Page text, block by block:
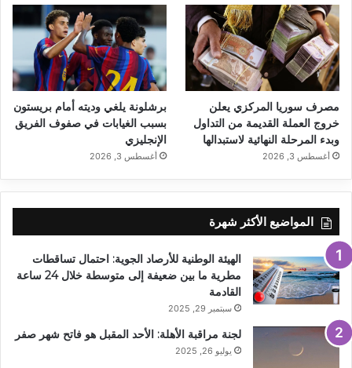
مصرف سوريا المركزي يعلن
خروج العملة القديمة من التداول
وبدء المرحلة النهائية لاستبدالها
أغسطس 3, 2026
برشلونة يلغي وديته أمام بريستون
بسبب الغيابات في صفوف الفريق
الإنجليزي
أغسطس 3, 2026
المواضيع الأكثر شهرة
الهيئة الوطنية للأرصاد الجوية: احتمال تساقطات
مطرية ما بين ضعيفة إلى متوسطة خلال 24 ساعة
القادمة
سبتمبر 29, 2025
لجنة مراقبة الأهلة: الأحد المقبل هو فاتح شهر صفر
يوليو 26, 2025